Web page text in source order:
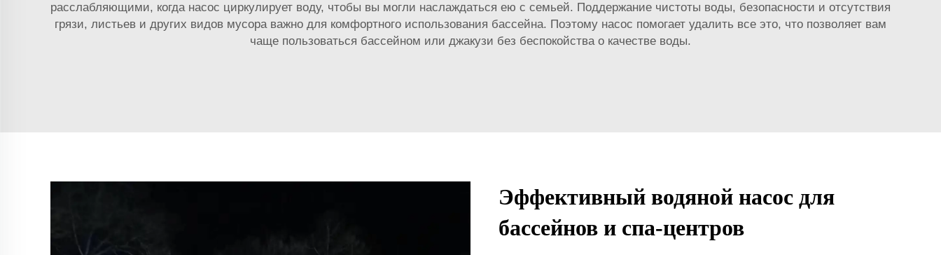
расслабляющими, когда насос циркулирует воду, чтобы вы могли наслаждаться ею с семьей. Поддержание чистоты воды, безопасности и отсутствия
грязи, листьев и других видов мусора важно для комфортного использования бассейна. Поэтому насос помогает удалить все это, что позволяет вам
чаще пользоваться бассейном или джакузи без беспокойства о качестве воды.
Эффективный водяной насос для
бассейнов и спа-центров